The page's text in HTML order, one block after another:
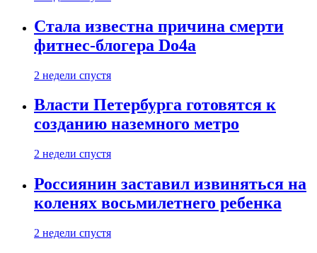
Стала известна причина смерти
фитнес-блогера Do4а
2 недели спустя
Власти Петербурга готовятся к
созданию наземного метро
2 недели спустя
Россиянин заставил извиняться на
коленях восьмилетнего ребенка
2 недели спустя